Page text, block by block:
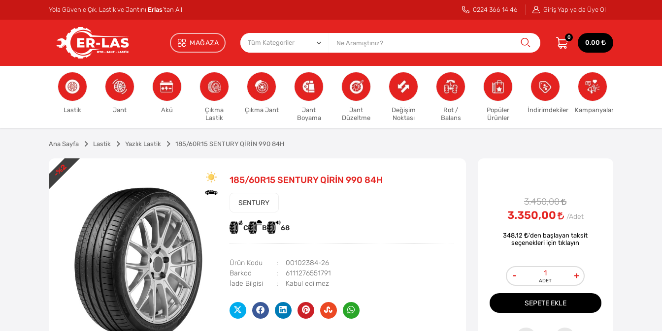
Yola Güvenle Çık, Lastik ve Jantını Erlas’tan Al! 0224 366 14 46 Giriş Yap ya da Üye Ol
MAĞAZA
0
0,00
Lastik Jant Akü
Çıkma
Lastik
Çıkma Jant
Jant
Boyama
Jant
Düzeltme
Değişim
Noktası
Rot /
Balans
Popüler
Ürünler
İndirimdekiler Kampanyalar
Ana Sayfa Lastik Yazlık Lastik 185/60R15 SENTURY QİRİN 990 84H
185/60R15 SENTURY QİRİN 990 84H
SENTURY
C B 68
Ürün Kodu
00102384-26
Barkod
6111276551791
İade Bilgisi
3.450,00
-
%2
3.350,00
348,12 'den başlayan taksit
seçenekleri için tıklayın
- +
SEPETE EKLE